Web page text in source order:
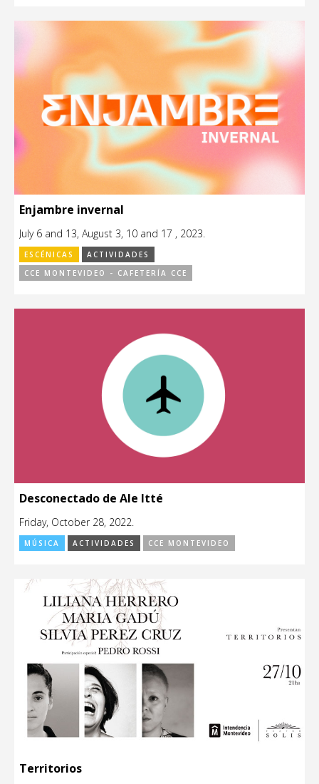
Enjambre invernal
July 6 and 13, August 3, 10 and 17 , 2023.
ESCÉNICAS
ACTIVIDADES
CCE MONTEVIDEO - CAFETERÍA CCE
Desconectado de Ale Itté
Friday, October 28, 2022.
MÚSICA ACTIVIDADES CCE MONTEVIDEO
Territorios